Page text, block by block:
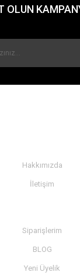
OLUN
Hakkımızda
İletişim
Siparişlerim
BLOG
Yeni Üyelik